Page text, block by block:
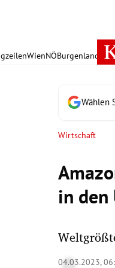
WienNÖBurgenland
Wählen
Wirtschaft
in den
04.03.2023,